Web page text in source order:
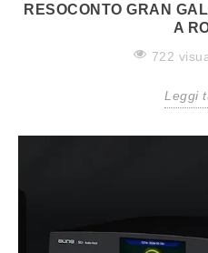
RESOCONTO GRAN
A
722
Leggi